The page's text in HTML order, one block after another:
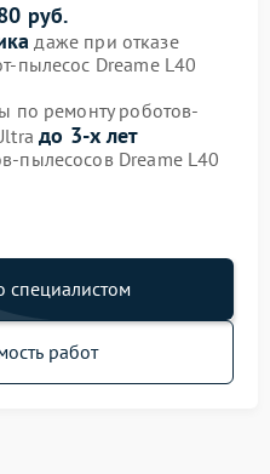
руб.
даже при отказе
пылесос Dreame L40
по ремонту роботов-
до 3-х лет
пылесосов Dreame L40
специалистом
работ